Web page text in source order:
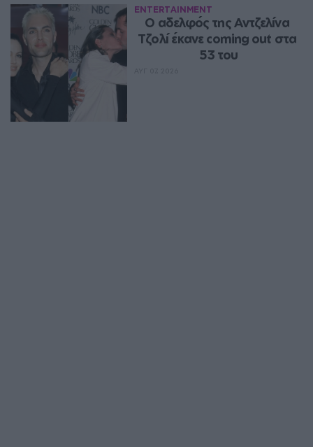
ENTERTAINMENT
Ο αδελφός της Αντζελίνα
Τζολί έκανε coming out στα
53 του